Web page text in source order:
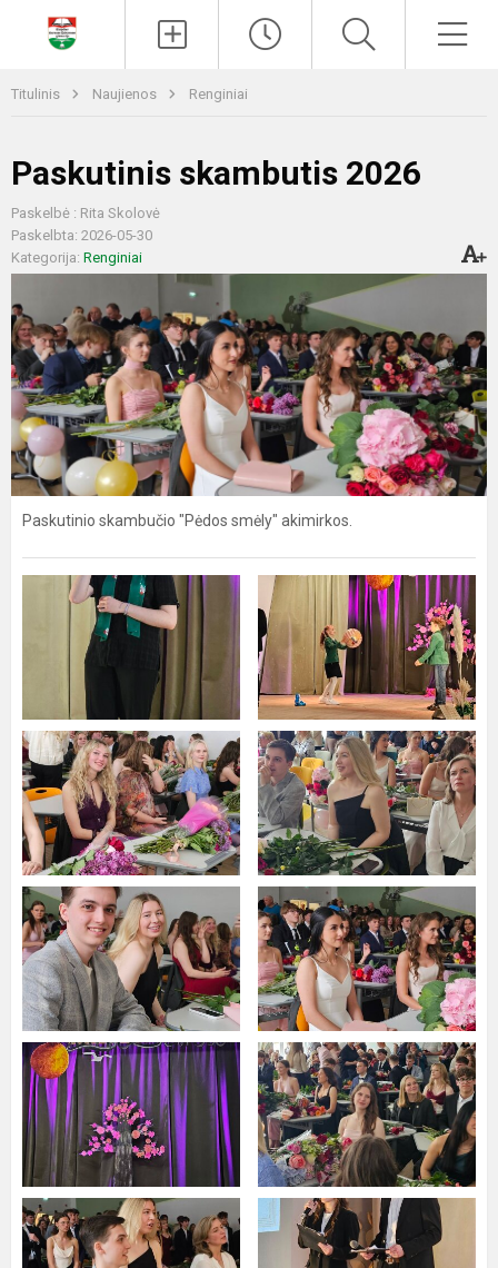
Titulinis Naujienos Renginiai
Paskutinis skambutis 2026
Paskelbė : Rita Skolovė
Paskelbta: 2026-05-30
Kategorija: Renginiai
Paskutinio skambučio "Pėdos smėly" akimirkos.